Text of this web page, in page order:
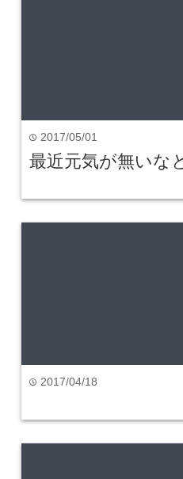
time 2017/05/01
最近元気が無いな
time 2017/04/18